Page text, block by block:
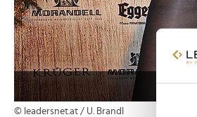
© leadersnet.at / U. Brandl